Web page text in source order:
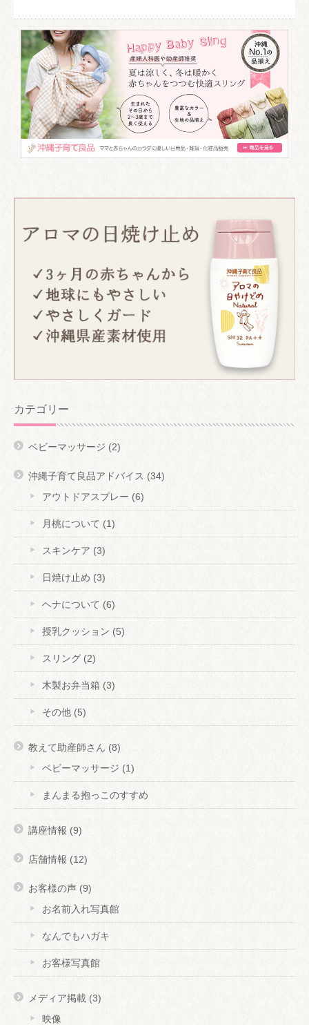
カテゴリー
ベビーマッサージ (2)
沖縄子育て良品アドバイス (34)
アウトドアスプレー (6)
月桃について (1)
スキンケア (3)
日焼け止め (3)
ヘナについて (6)
授乳クッション (5)
スリング (2)
木製お弁当箱 (3)
その他 (5)
教えて助産師さん (8)
ベビーマッサージ (1)
まんまる抱っこのすすめ
講座情報 (9)
店舗情報 (12)
お客様の声 (9)
お名前入れ写真館
なんでもハガキ
お客様写真館
メディア掲載 (3)
映像